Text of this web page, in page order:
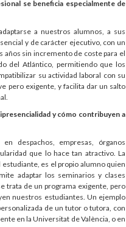
se beneficia especialmente de
a nuestros alumnos, a sus
y de carácter ejecutivo, con un
años sin incremento de coste para el
del Atlántico, permitiendo que los
su actividad laboral con su
pero exigente, y facilita dar un salto
y cómo contribuyen a
despachos, empresas, órganos
que lo hace tan atractivo. La
es el propio alumno quien
adaptar los seminarios y clases
trata de un programa exigente, pero
nuestros estudiantes. Un ejemplo
de un tutor o tutora, con
en la Universitat de València, o en